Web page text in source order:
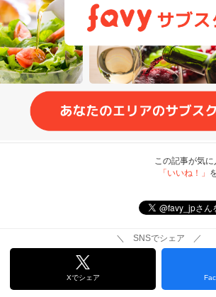
この記事が気に
「いいね！」
＼ SNSでシェア ／
Xでシェア